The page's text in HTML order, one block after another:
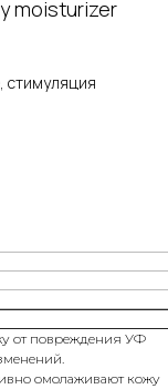
moisturizer
стимуляция
от повреждения УФ
омолаживают кожу